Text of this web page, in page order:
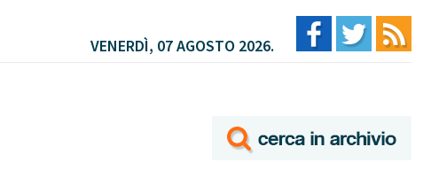
VENERDÌ, 07 AGOSTO 2026.